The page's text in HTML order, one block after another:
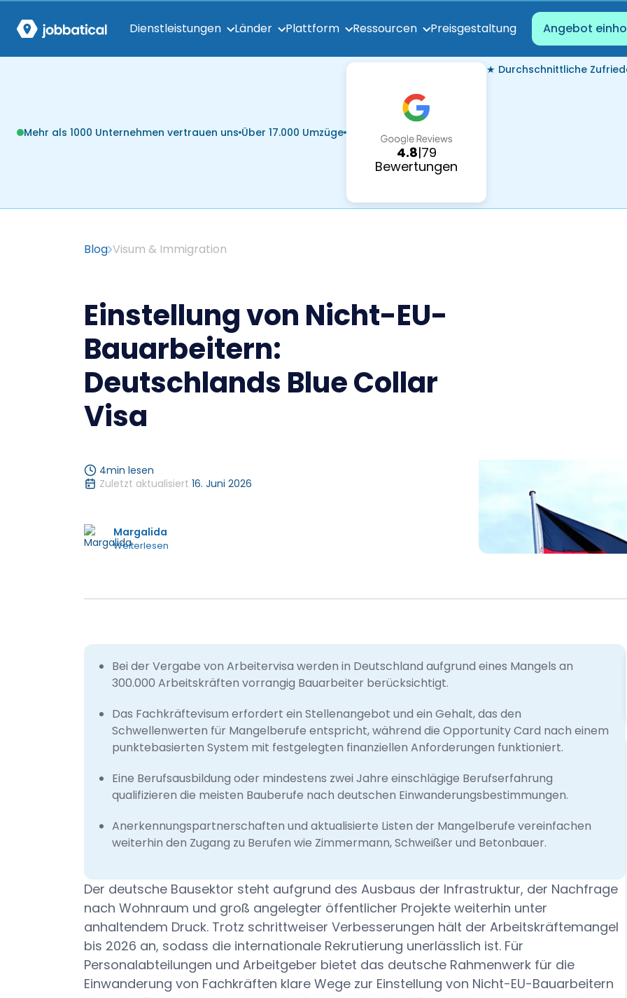
Dienstleistungen Länder Plattform Ressourcen Preisgestaltung Angebot
Mehr als 1000 Unternehmen vertrauen uns Über 17.000 Umzüge
4.8|79
Bewertungen
★ Durchschnittliche
Blog Visum & Immigration
Einstellung von Nicht-EU-
Bauarbeitern:
Deutschlands Blue Collar
Visa
4min lesen
Zuletzt aktualisiert 16. Juni 2026
Margalida
Weiterlesen
Bei der Vergabe von Arbeitervisa werden in Deutschland aufgrund eines Mangels an
300.000 Arbeitskräften vorrangig Bauarbeiter berücksichtigt.
Das Fachkräftevisum erfordert ein Stellenangebot und ein Gehalt, das den
Schwellenwerten für Mangelberufe entspricht, während die Opportunity Card nach einem
punktebasierten System mit festgelegten finanziellen Anforderungen funktioniert.
Eine Berufsausbildung oder mindestens zwei Jahre einschlägige Berufserfahrung
qualifizieren die meisten Bauberufe nach deutschen Einwanderungsbestimmungen.
Anerkennungspartnerschaften und aktualisierte Listen der Mangelberufe vereinfachen
weiterhin den Zugang zu Berufen wie Zimmermann, Schweißer und Betonbauer.
Der deutsche Bausektor steht aufgrund des Ausbaus der Infrastruktur, der Nachfrage
nach Wohnraum und groß angelegter öffentlicher Projekte weiterhin unter
anhaltendem Druck. Trotz schrittweiser Verbesserungen hält der Arbeitskräftemangel
bis 2026 an, sodass die internationale Rekrutierung unerlässlich ist. Für
Personalabteilungen und Arbeitgeber bietet das deutsche Rahmenwerk für die
Einwanderung von Fachkräften klare Wege zur Einstellung von Nicht-EU-Bauarbeitern